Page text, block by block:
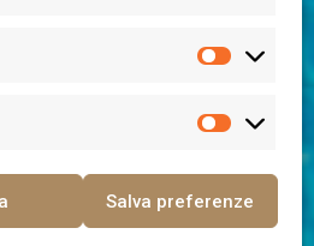
Salva preferenze